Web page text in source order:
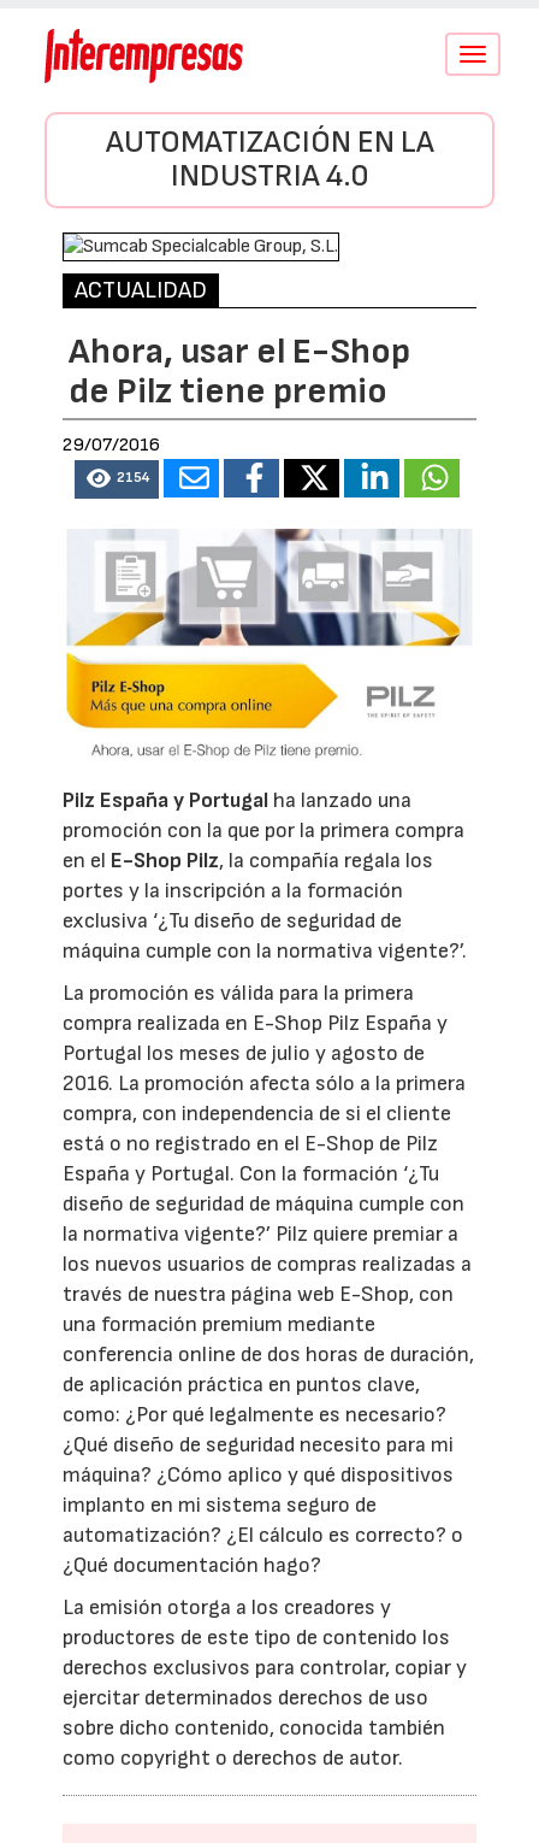
Conmutar
AUTOMATIZACIÓN EN LA
INDUSTRIA 4.0
ACTUALIDAD
Ahora, usar el E-Shop
de Pilz tiene premio
29/07/2016
2154
Pilz España y Portugal ha lanzado una
promoción con la que por la primera compra
en el E-Shop Pilz, la compañía regala los
portes y la inscripción a la formación
exclusiva ‘¿Tu diseño de seguridad de
máquina cumple con la normativa vigente?’.
La promoción es válida para la primera
compra realizada en E-Shop Pilz España y
Portugal los meses de julio y agosto de
2016. La promoción afecta sólo a la primera
compra, con independencia de si el cliente
está o no registrado en el E-Shop de Pilz
España y Portugal. Con la formación ‘¿Tu
diseño de seguridad de máquina cumple con
la normativa vigente?’ Pilz quiere premiar a
los nuevos usuarios de compras realizadas a
través de nuestra página web E-Shop, con
una formación premium mediante
conferencia online de dos horas de duración,
de aplicación práctica en puntos clave,
como: ¿Por qué legalmente es necesario?
¿Qué diseño de seguridad necesito para mi
máquina? ¿Cómo aplico y qué dispositivos
implanto en mi sistema seguro de
automatización? ¿El cálculo es correcto? o
¿Qué documentación hago?
La emisión otorga a los creadores y
productores de este tipo de contenido los
derechos exclusivos para controlar, copiar y
ejercitar determinados derechos de uso
sobre dicho contenido, conocida también
como copyright o derechos de autor.